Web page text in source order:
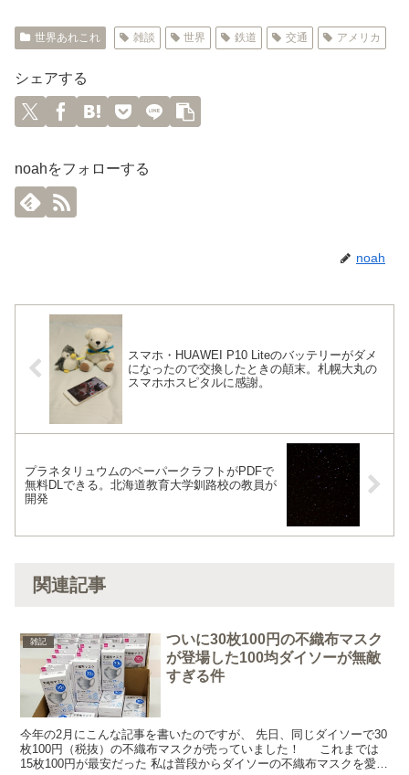
世界あれこれ 雑談 世界 鉄道 交通 アメリカ
シェアする
noahをフォローする
noah
スマホ・HUAWEI P10 Liteのバッテリーがダメ
になったので交換したときの顛末。札幌大丸の
スマホホスピタルに感謝。
プラネタリュウムのペーパークラフトがPDFで
無料DLできる。北海道教育大学釧路校の教員が
開発
関連記事
雑記
ついに30枚100円の不織布マスク
が登場した100均ダイソーが無敵
すぎる件
今年の2月にこんな記事を書いたのですが、 先日、同じダイソーで30
枚100円（税抜）の不織布マスクが売っていました！ これまでは
15枚100円が最安だった 私は普段からダイソーの不織布マスクを愛用